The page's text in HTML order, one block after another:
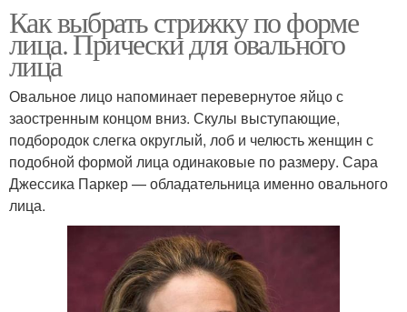
Как выбрать стрижку по форме
лица. Прически для овального
лица
Овальное лицо напоминает перевернутое яйцо с
заостренным концом вниз. Скулы выступающие,
подбородок слегка округлый, лоб и челюсть женщин с
подобной формой лица одинаковые по размеру. Сара
Джессика Паркер — обладательница именно овального
лица.